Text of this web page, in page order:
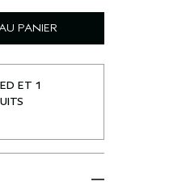
PANIER
ET 1